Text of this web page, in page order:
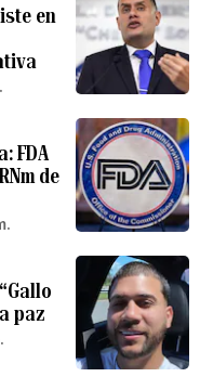
en
FDA
de
paz